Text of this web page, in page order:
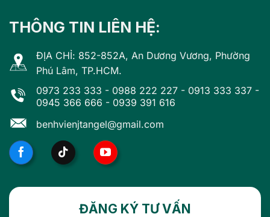
THÔNG TIN LIÊN HỆ:
ĐỊA CHỈ: 852-852A, An Dương Vương, Phường
Phú Lâm, TP.HCM.
0973 233 333 - 0988 222 227 - 0913 333 337 -
0945 366 666 - 0939 391 616
benhvienjtangel@gmail.com
ĐĂNG KÝ TƯ VẤN